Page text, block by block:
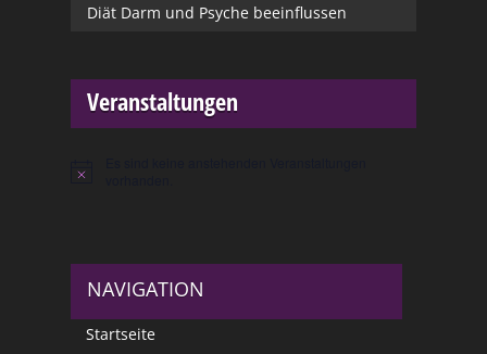
Diät Darm und Psyche beeinflussen
Veranstaltungen
Hinweis
NAVIGATION
Startseite